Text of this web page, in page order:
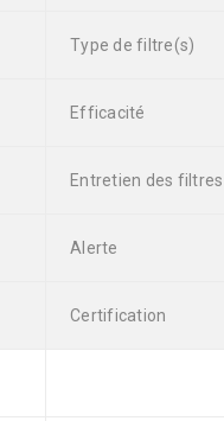
Type de filtre(s)
Efficacité
Entretien des filtres
Alerte
Certification